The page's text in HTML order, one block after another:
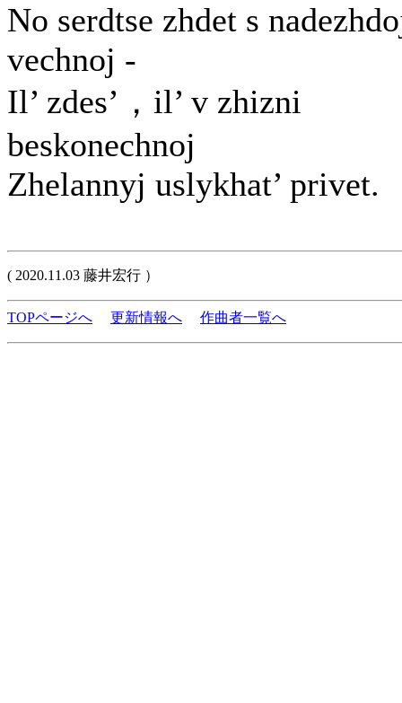
No serdtse zhdet s
vechnoj -
Il’ zdes’，il’ v zhizni
beskonechnoj
Zhelannyj uslykhat’ privet.
( 2020.11.03 藤井宏行 ）
TOPページへ 更新情報へ 作曲者一覧へ